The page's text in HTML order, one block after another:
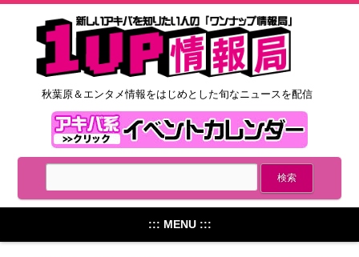
秋葉原＆エンタメ情報をはじめとした旬なニュースを配信
::: MENU :::